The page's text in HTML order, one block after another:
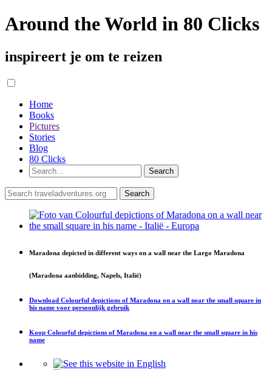
Around the World in 80 Clicks
inspireert je om te reizen
Home
Books
Pictures
Stories
Blog
80 Clicks
Maradona depicted in different ways on a wall near the Largo Maradona
(Maradona aanbidding, Napels, Italië)
Download Colourful depictions of Maradona on a wall near the small square in
his name voor persoonlijk gebruik
Koop Colourful depictions of Maradona on a wall near the small square in his
name